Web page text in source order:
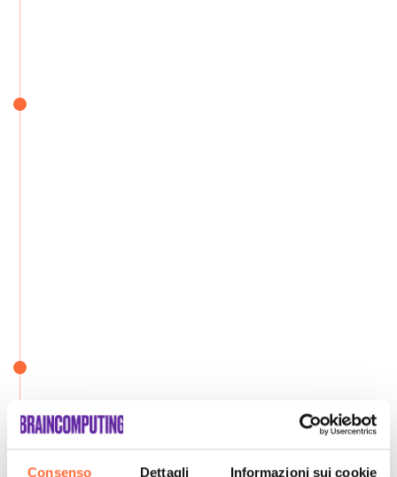
Consenso Dettagli Informazioni sui cookie